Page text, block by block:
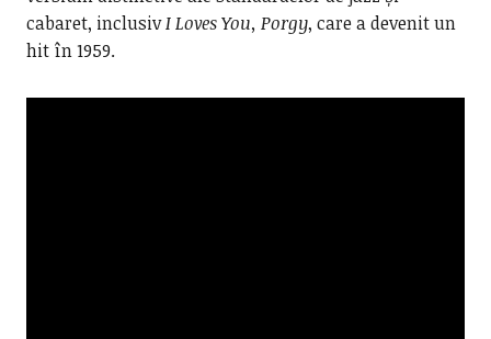
cabaret, inclusivI Loves You, Porgy, care a devenit un
hit în 1959.